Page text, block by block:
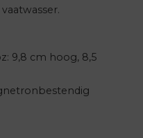
9,8 cm hoog, 8,5